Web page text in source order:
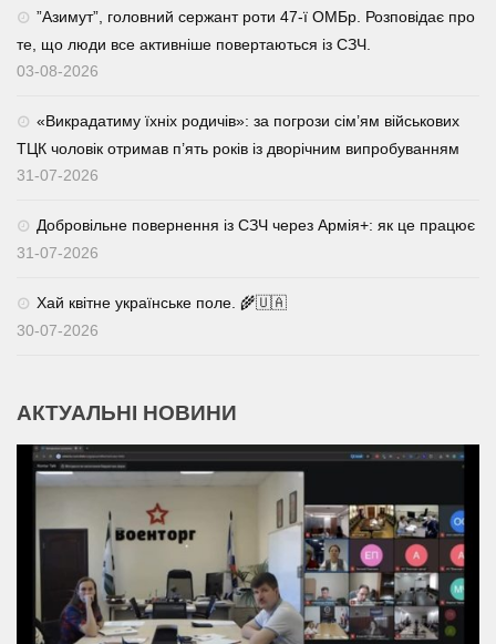
⁨”Азимут”, головний сержант роти 47-ї ОМБр. Розповідає про
те, що люди все активніше повертаються із СЗЧ.
03-08-2026
«Викрадатиму їхніх родичів»: за погрози сім’ям військових
ТЦК чоловік отримав п’ять років із дворічним випробуванням
31-07-2026
Добровільне повернення із СЗЧ через Армія+: як це працює
31-07-2026
Хай квітне українське поле. 🌾🇺🇦
30-07-2026
АКТУАЛЬНІ НОВИНИ